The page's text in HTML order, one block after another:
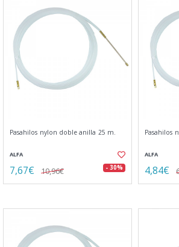
Pasahilos nylon doble anilla 25 m.
ALFA
7,67€ 10,96€ - 30%
Pasahilos
ALFA
4,84€